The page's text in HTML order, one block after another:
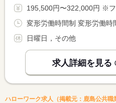
195,500円〜322,000円 ※フルタイム求人の場合は月額（換
日曜日，その他
求人詳細を見る
ハローワーク求人（掲載元：鹿島公共職